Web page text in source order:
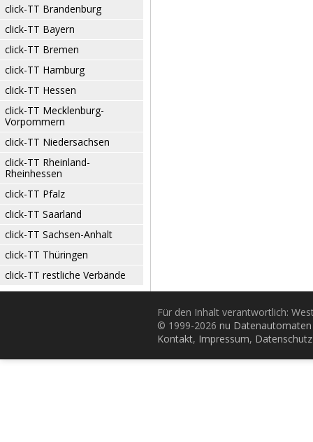
click-TT Brandenburg
click-TT Bayern
click-TT Bremen
click-TT Hamburg
click-TT Hessen
click-TT Mecklenburg-
Vorpommern
click-TT Niedersachsen
click-TT Rheinland-
Rheinhessen
click-TT Pfalz
click-TT Saarland
click-TT Sachsen-Anhalt
click-TT Thüringen
click-TT restliche Verbände
Für den Inhalt verantwortlich:
© 1999-2026 nu
Kontakt, Impressum, Datenschutz